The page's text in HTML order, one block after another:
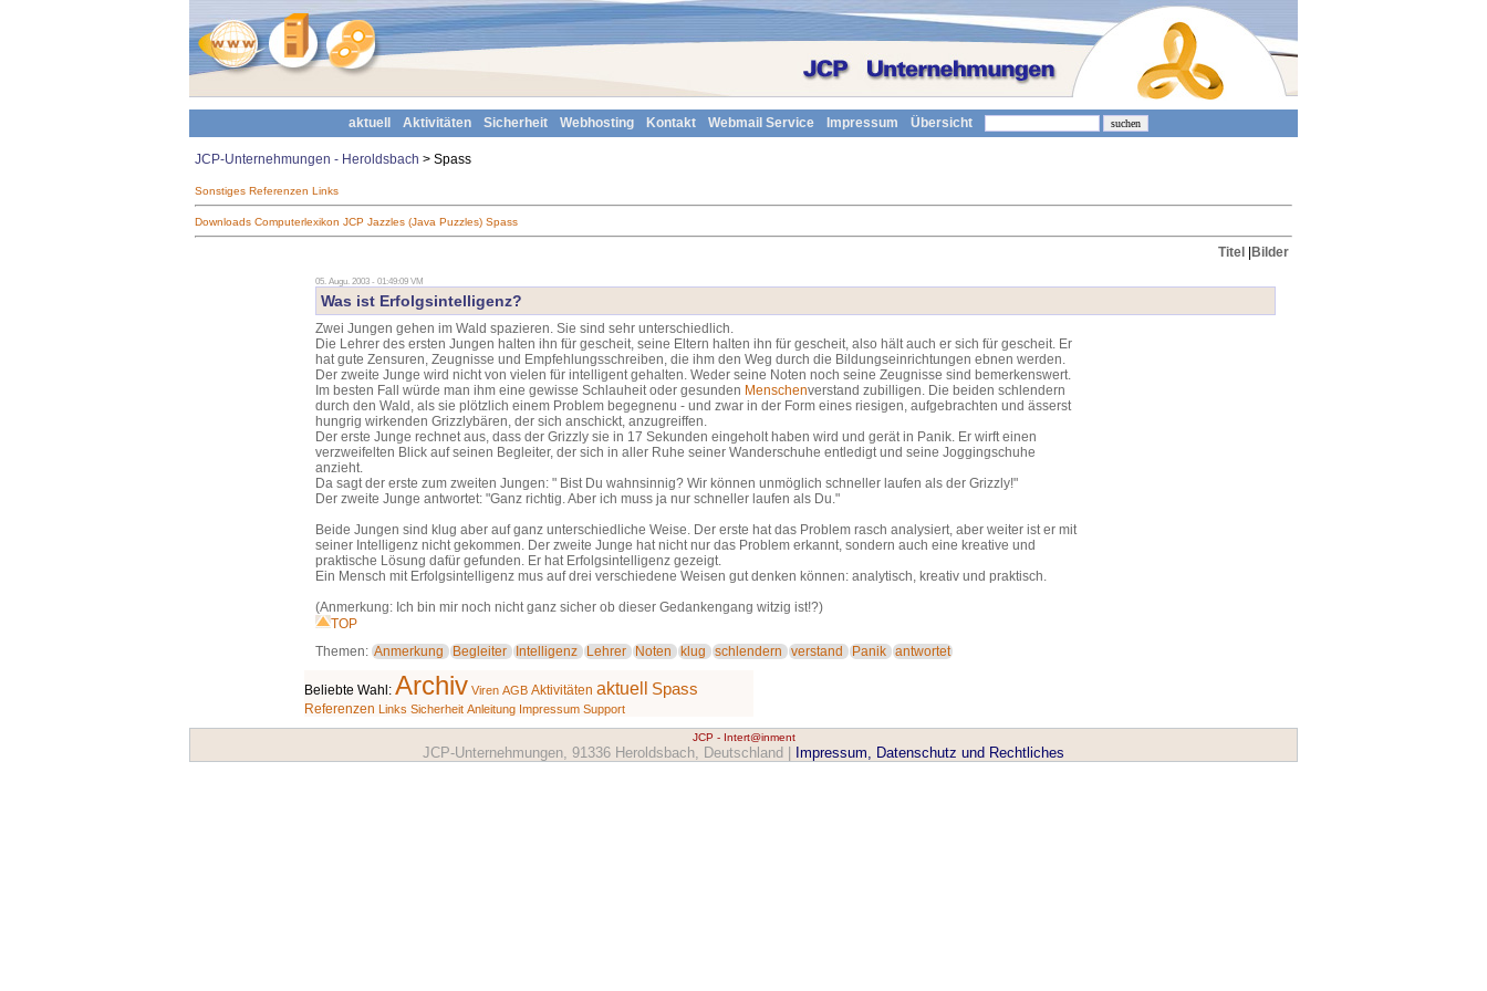
aktuell Aktivitäten Sicherheit Webhosting Kontakt Webmail Service Impressum Übersicht
JCP-Unternehmungen - Heroldsbach > Spass
Sonstiges Referenzen Links
Downloads Computerlexikon JCP Jazzles (Java Puzzles) Spass
Titel Bilder
05. Augu. 2003 - 01:49:09 VM
Was ist Erfolgsintelligenz?
Zwei Jungen gehen im Wald spazieren. Sie sind sehr unterschiedlich.
Die Lehrer des ersten Jungen halten ihn für gescheit, seine Eltern halten ihn für gescheit, also hält auch er sich für gescheit. Er
hat gute Zensuren, Zeugnisse und Empfehlungsschreiben, die ihm den Weg durch die Bildungseinrichtungen ebnen werden.
Der zweite Junge wird nicht von vielen für intelligent gehalten. Weder seine Noten noch seine Zeugnisse sind bemerkenswert.
Im besten Fall würde man ihm eine gewisse Schlauheit oder gesunden Menschenverstand zubilligen. Die beiden schlendern
durch den Wald, als sie plötzlich einem Problem begegnenu - und zwar in der Form eines riesigen, aufgebrachten und ässerst
hungrig wirkenden Grizzlybären, der sich anschickt, anzugreiffen.
Der erste Junge rechnet aus, dass der Grizzly sie in 17 Sekunden eingeholt haben wird und gerät in Panik. Er wirft einen
verzweifelten Blick auf seinen Begleiter, der sich in aller Ruhe seiner Wanderschuhe entledigt und seine Joggingschuhe
anzieht.
Da sagt der erste zum zweiten Jungen: " Bist Du wahnsinnig? Wir können unmöglich schneller laufen als der Grizzly!"
Der zweite Junge antwortet: "Ganz richtig. Aber ich muss ja nur schneller laufen als Du."
Beide Jungen sind klug aber auf ganz unterschiedliche Weise. Der erste hat das Problem rasch analysiert, aber weiter ist er mit
seiner Intelligenz nicht gekommen. Der zweite Junge hat nicht nur das Problem erkannt, sondern auch eine kreative und
praktische Lösung dafür gefunden. Er hat Erfolgsintelligenz gezeigt.
Ein Mensch mit Erfolgsintelligenz mus auf drei verschiedene Weisen gut denken können: analytisch, kreativ und praktisch.
(Anmerkung: Ich bin mir noch nicht ganz sicher ob dieser Gedankengang witzig ist!?)
TOP
Themen:Anmerkung Begleiter Intelligenz Lehrer Noten klug schlendern verstand Panik antwortet
Beliebte Wahl:Archiv Viren AGB Aktivitäten aktuell Spass
Referenzen Links Sicherheit Anleitung Impressum Support
JCP - Intert@inment
JCP-Unternehmungen, 91336 Heroldsbach, Deutschland | Impressum, Datenschutz und Rechtliches